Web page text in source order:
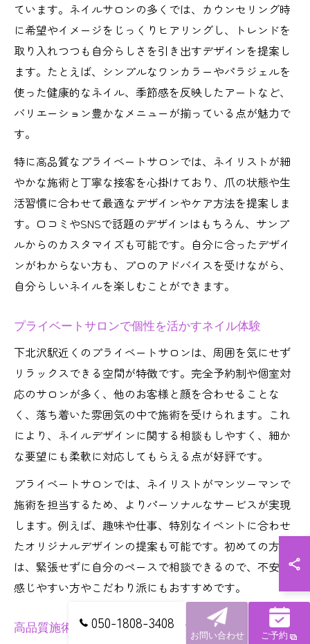
ています。ネイルサロンの多くでは、カウンセリング時
に希望やイメージをじっくりヒアリングし、トレンドを
取り入れつつも自分らしさを引き出すデザインを提案し
ます。たとえば、シンプルなワンカラーやパラジェルを
使った健康的なネイル、季節感を反映したアートなど、
バリエーション豊かなメニューが揃っている点が魅力で
す。
特に高品質なプライベートサロンでは、ネイリストが細
やかな施術と丁寧な接客を心掛けており、爪の状態や生
活習慣に合わせて最適なデザインやケア方法を提案しま
す。口コミやSNSで話題のデザインはもちろん、サンプ
ルからのカスタマイズも可能です。自分に合ったデザイ
ンがわからない方も、プロのアドバイスを受けながら、
自分らしいネイルを楽しむことができます。
プライベートサロンで個性を活かすネイル体験
下北沢駅近くのプライベートサロンは、周囲を気にせず
リラックスできる空間が特徴です。完全予約制や個室対
応のサロンが多く、他のお客様と顔を合わせることな
く、落ち着いた雰囲気の中で施術を受けられます。これ
により、ネイルデザインに関する相談もしやすく、細か
な要望にも柔軟に対応してもらえる点が好評です。
プライベートサロンでは、ネイリストがマンツーマンで
施術を担当するため、よりパーソナルなサービスが実現
します。例えば、趣味や仕事、特別なイベントに合わせ
たオリジナルデザインの提案も可能です。初めての方
は、緊張せずに自分のペースで相談できるので、不安を
感じやすい方やこだわり派にもおすすめです。
高品質施術で自分らしさを表現する秘訣
050-1808-3408
お問い合わせ ご予約